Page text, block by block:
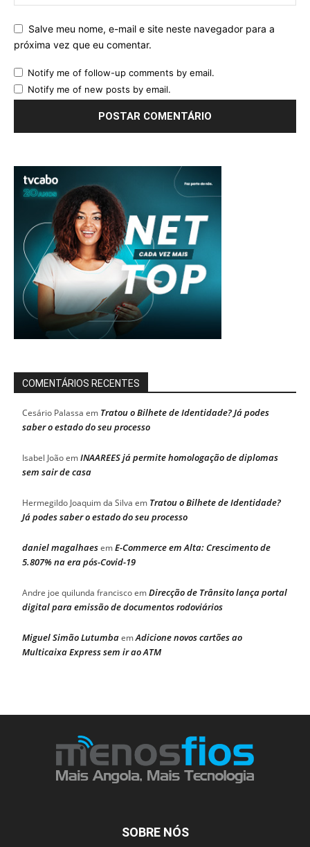
Salve meu nome, e-mail e site neste navegador para a
próxima vez que eu comentar.
Notify me of follow-up comments by email.
Notify me of new posts by email.
COMENTÁRIOS RECENTES
Cesário Palassa em Tratou o Bilhete de Identidade? Já podes
saber o estado do seu processo
Isabel JoãoemINAAREES já permite homologação de diplomas
sem sair de casa
Hermegildo Joaquim da Silva em Tratou o Bilhete de Identidade?
Já podes saber o estado do seu processo
daniel magalhaesemE-Commerce em Alta: Crescimento de
5.807% na era pós-Covid-19
Andre joe quilunda franciscoemDirecção de Trânsito lança portal
digital para emissão de documentos rodoviários
Miguel Simão LutumbaemAdicione novos cartões ao
Multicaixa Express sem ir ao ATM
SOBRE NÓS